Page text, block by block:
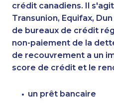
crédit canadiens. Il
Transunion, Equifax,
de bureaux de crédit
non-paiement de la
de recouvrement a un
score de crédit et le
un prêt bancaire